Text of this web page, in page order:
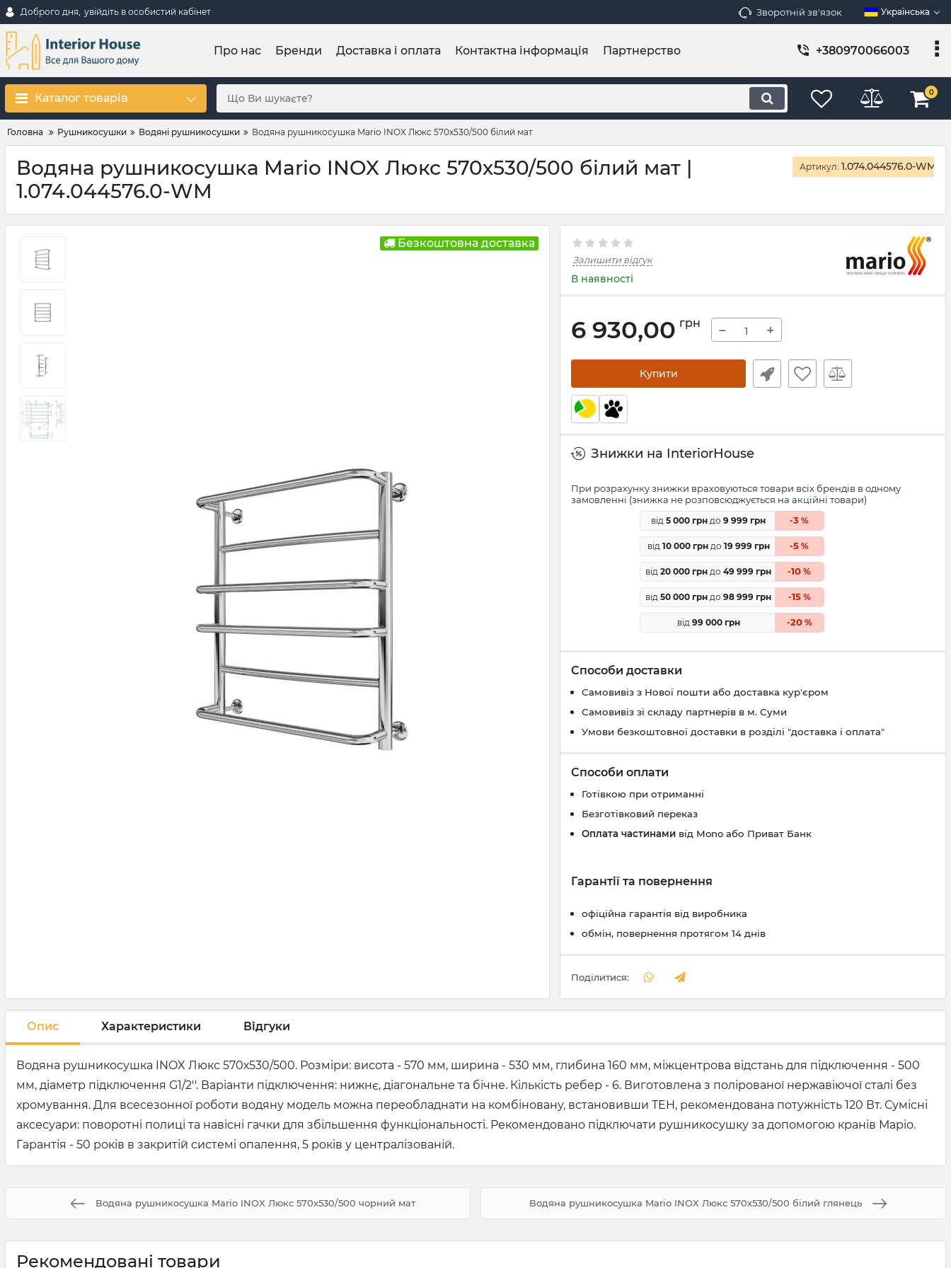
Доброго дня, увійдіть в особистий кабінет Зворотній зв'язок Українська
Про нас Бренди Доставка і оплата Контактна інформація Партнерство +380970066003
Каталог товарів 0
Головна Рушникосушки Водяні рушникосушки Водяна рушникосушка Mario INOX Люкс 570х530/500 білий мат
Водяна рушникосушка Mario INOX Люкс 570х530/500 білий мат |
1.074.044576.0-WM
Артикул: 1.074.044576.0-WM
Безкоштовна доставка
Залишити відгук
В наявності
6 930,00 грн − +
Купити
Знижки на InteriorHouse
При розрахунку знижки враховуються товари всіх брендів в одному
замовленні (знижка не розповсюджується на акційні товари)
від 5 000 грн до 9 999 грн -3 %
від 10 000 грндо 19 999 грн -5 %
від 20 000 грн до 49 999 грн -10 %
від 50 000 грн до 98 999 грн -15%
від 99 000 грн -20%
Способи доставки
Самовивіз з Нової пошти або доставка кур'єром
Самовивіз зі складу партнерів в м. Суми
Умови безкоштовної доставки в розділі "доставка і оплата"
Способи оплати
Готівкою при отриманні
Безготівковий переказ
Оплата частинами від Mono або Приват Банк
Гарантії та повернення
офіційна гарантія від виробника
обмін, повернення протягом 14 днів
Поділитися:
Опис Характеристики Відгуки
Водяна рушникосушка INOX Люкс 570х530/500. Розміри: висота - 570 мм, ширина - 530 мм, глибина 160 мм, міжцентрова відстань для підключення - 500
мм, діаметр підключення G1/2''. Варіанти підключення: нижнє, діагональне та бічне. Кількість ребер - 6. Виготовлена з полірованої нержавіючої сталі без
хромування. Для всесезонної роботи водяну модель можна переобладнати на комбіновану, встановивши ТЕН, рекомендована потужність 120 Вт. Сумісні
аксесуари: поворотні полиці та навісні гачки для збільшення функціональності. Рекомендовано підключати рушникосушку за допомогою кранів Маріо.
Гарантія - 50 років в закритій системі опалення, 5 років у централізованій.
Водяна рушникосушка Mario INOX Люкс 570х530/500 чорний мат Водяна рушникосушка Mario INOX Люкс 570х530/500 білий глянець
Рекомендовані товари